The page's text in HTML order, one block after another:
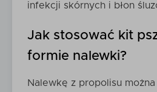
infekcji skórnych i błon
Jak stosować kit
formie nalewki?
Nalewkę z propolisu